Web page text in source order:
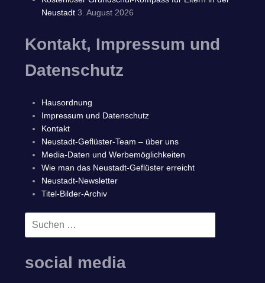
Neustadt 3. August 2026
Kontakt, Impressum und
Datenschutz
Hausordnung
Impressum und Datenschutz
Kontakt
Neustadt-Geflüster-Team – über uns
Media-Daten und Werbemöglichkeiten
Wie man das Neustadt-Geflüster erreicht
Neustadt-Newsletter
Titel-Bilder-Archiv
Suchen
social media